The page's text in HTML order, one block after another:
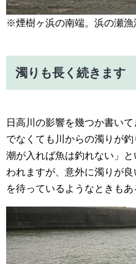
※煙樹ヶ浜の南端。浜の瀬漁
濁りも長く続きます
日高川の影響を幾つか書い
でなくても川からの濁りが
潮が入れば魚は釣れない」
われますが、意外に濁りが
を待っているようなときもあ